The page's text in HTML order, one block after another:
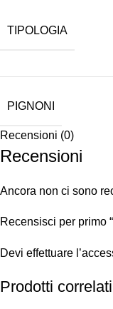
TIPOLOGIA
PIGNONI
Recensioni (0)
Recensioni
Ancora non ci sono
Recensisci per primo
Devi effettuare
Prodotti correlati